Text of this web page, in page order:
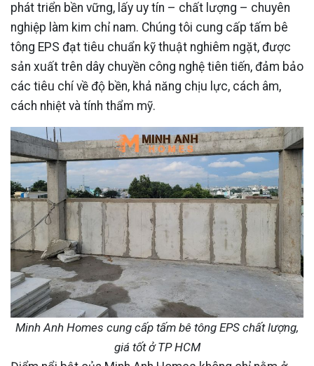
phát triển bền vững, lấy uy tín – chất lượng – chuyên
nghiệp làm kim chỉ nam. Chúng tôi cung cấp tấm bê
tông EPS đạt tiêu chuẩn kỹ thuật nghiêm ngặt, được
sản xuất trên dây chuyền công nghệ tiên tiến, đảm bảo
các tiêu chí về độ bền, khả năng chịu lực, cách âm,
cách nhiệt và tính thẩm mỹ.
Minh Anh Homes cung cấp tấm bê tông EPS chất lượng,
giá tốt ở TP HCM